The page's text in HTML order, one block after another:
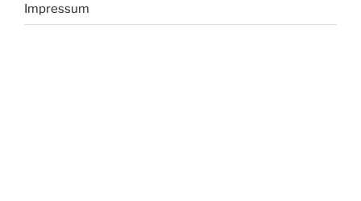
Impressum